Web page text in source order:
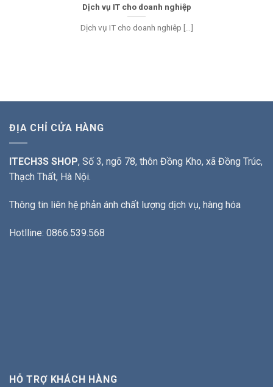
Dịch vụ IT cho doanh nghiệp
Dịch vụ IT cho doanh nghiêp [...]
ĐỊA CHỈ CỬA HÀNG
ITECH3S SHOP, Số 3, ngõ 78, thôn Đồng Kho, xã Đồng Trúc,
Thạch Thất, Hà Nội.
Thông tin liên hệ phản ánh chất lượng dịch vụ, hàng hóa
Hotlline: 0866.539.568
HỖ TRỢ KHÁCH HÀNG